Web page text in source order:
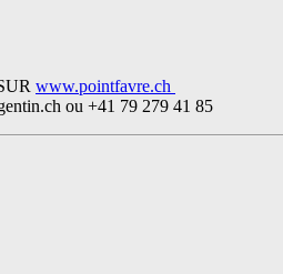
www.pointfavre.ch
ou +41 79 279 41 85